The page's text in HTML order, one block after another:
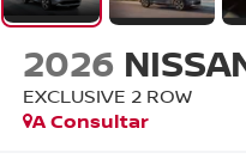
2026
EXCLUSIVE 2 ROW
A Consultar